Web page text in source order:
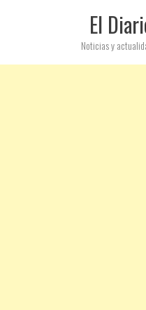
El
Noticias y